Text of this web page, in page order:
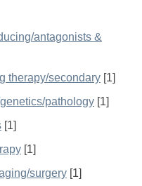
antagonists &
therapy/secondary [1]
pathology [1]
[1]
[1]
surgery [1]